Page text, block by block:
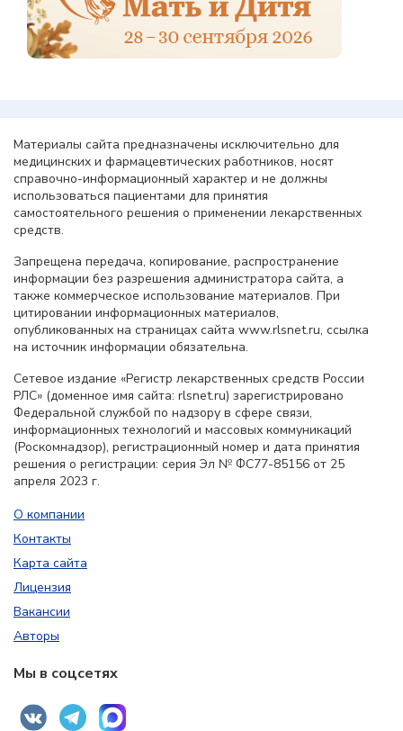
Материалы сайта предназначены исключительно для
медицинских и фармацевтических работников, носят
справочно-информационный характер и не должны
использоваться пациентами для принятия
самостоятельного решения о применении лекарственных
средств.
Запрещена передача, копирование, распространение
информации без разрешения администратора сайта, а
также коммерческое использование материалов. При
цитировании информационных материалов,
опубликованных на страницах сайта www.rlsnet.ru, ссылка
на источник информации обязательна.
Сетевое издание «Регистр лекарственных средств России
РЛС» (доменное имя сайта: rlsnet.ru) зарегистрировано
Федеральной службой по надзору в сфере связи,
информационных технологий и массовых коммуникаций
(Роскомнадзор), регистрационный номер и дата принятия
решения о регистрации: серия Эл № ФС77-85156 от 25
апреля 2023 г.
О компании
Контакты
Карта сайта
Лицензия
Вакансии
Авторы
Мы в соцсетях